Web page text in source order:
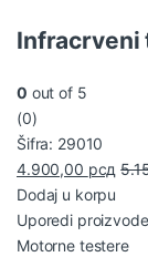
Infracrveni
0 out of 5
(0)
Šifra: 29010
4.900,00 рсд
Dodaj u korpu
Uporedi proizvode
Motorne testere